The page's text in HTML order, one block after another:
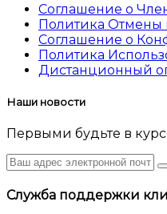
Соглашение о
Политика Отмены
Соглашение о
Политика
Дистанционный
Наши новости
Первыми будьте в
Служба поддержки